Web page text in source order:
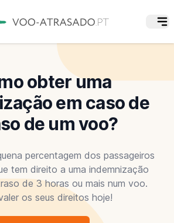
obter uma
em caso de
de um voo?
percentagem dos passageiros
tem direito a uma indemnização
de 3 horas ou mais num voo.
os seus direitos hoje!